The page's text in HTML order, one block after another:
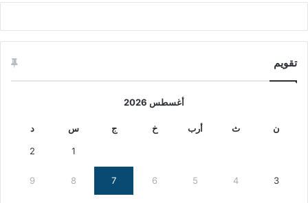
تقويم
أغسطس 2026
ن ث أرب خ ج س د
1
2
3
4
5
6
7
8
9